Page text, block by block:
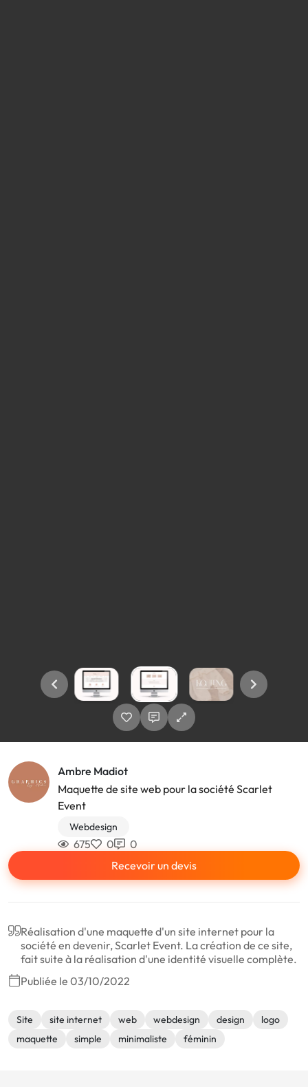
Ambre Madiot
Maquette de site web pour la société Scarlet
Event
Webdesign
675 0
0
Recevoir un devis
Réalisation d'une maquette d'un site internet pour la
société en devenir, Scarlet Event. La création de ce site,
fait suite à la réalisation d'une identité visuelle complète.
Publiée le 03/10/2022
Site site internet web webdesign design
logo
maquette
simple minimaliste féminin